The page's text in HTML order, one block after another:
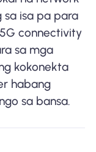
sa isa pa para
connectivity
sa mga
kokonekta
habang
sa bansa.